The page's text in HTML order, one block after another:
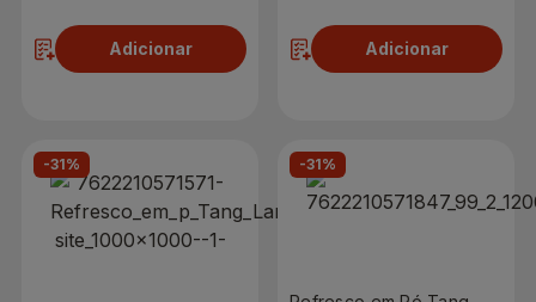
Adicionar Adicionar
-31% -31%